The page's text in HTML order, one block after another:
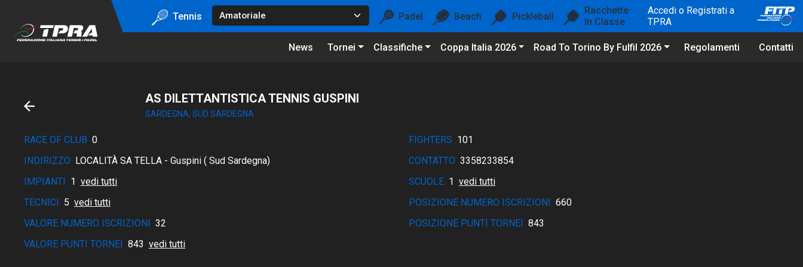
Tennis Padel Beach Pickleball
Racchette
In Classe
Accedi o Registrati a
TPRA
News Tornei Classifiche Coppa Italia 2026 Road To Torino By Fulfil 2026 Regolamenti Contatti
AS DILETTANTISTICA TENNIS GUSPINI
SARDEGNA, SUD SARDEGNA
RACE OF CLUB 0 FIGHTERS 101
INDIRIZZO LOCALITÀ SA TELLA - Guspini ( Sud Sardegna) CONTATTO 3358233854
IMPIANTI 1 vedi tutti SCUOLE 1 vedi tutti
TECNICI 5 vedi tutti POSIZIONE NUMERO ISCRIZIONI 660
VALORE NUMERO ISCRIZIONI 32 POSIZIONE PUNTI TORNEI 843
VALORE PUNTI TORNEI 843 vedi tutti